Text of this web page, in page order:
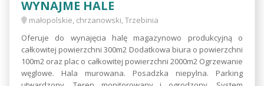
WYNAJME HALE
małopolskie, chrzanowski, Trzebinia
Oferuje do wynajęcia halę magazynowo produkcyjną o
całkowitej powierzchni 300m2 Dodatkowa biura o powierzchni
100m2 oraz plac o całkowitej powierzchni 2000m2 Ogrzewanie
węglowe. Hala murowana. Posadzka niepylna. Parking